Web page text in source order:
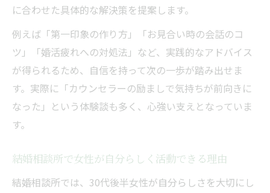
に合わせた具体的な解決策を提案します。
例えば「第一印象の作り方」「お見合い時の会話のコ
ツ」「婚活疲れへの対処法」など、実践的なアドバイス
が得られるため、自信を持って次の一歩が踏み出せま
す。実際に「カウンセラーの励ましで気持ちが前向きに
なった」という体験談も多く、心強い支えとなっていま
す。
結婚相談所で女性が自分らしく活動できる理由
結婚相談所では、30代後半女性が自分らしさを大切にし